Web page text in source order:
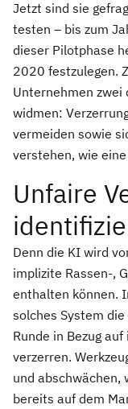
Jetzt sind sie
testen – bis zum
dieser Pilotphase
2020 festzulegen.
Unternehmen zwei
widmen:
vermeiden sowie
verstehen, wie
Unfaire
Denn die KI wird
implizite Rassen-,
enthalten können.
solches System
Runde in Bezug
verzerren.
und
bereits auf dem